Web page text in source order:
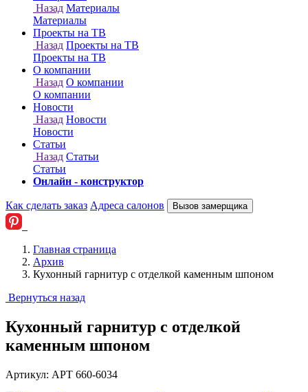
Онлайн - конструктор
Как сделать заказ Адреса салонов Вызов замерщика
Главная страница
Архив
Кухонный гарнитур с отделкой каменным шпоном
Вернуться назад
Кухонный гарнитур с отделкой
каменным шпоном
Артикул: АРТ 660-6034